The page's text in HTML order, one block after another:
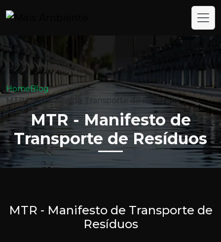
HomeBlog
MTR - Manifesto de Transporte de Resíduos
MTR - Manifesto de
Transporte de Resíduos
MTR - Manifesto de Transporte de
Resíduos